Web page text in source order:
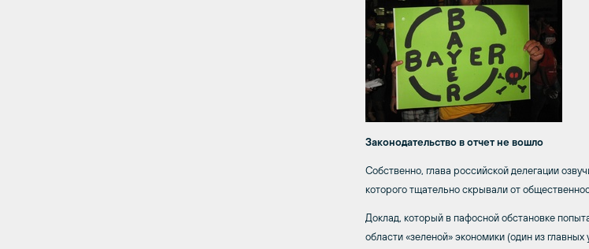
Законодательство в отчет не вошло
Собственно, глава российской делегации
которого тщательно скрывали от
Доклад, который в пафосной обстановке
области «зеленой» экономики (один из